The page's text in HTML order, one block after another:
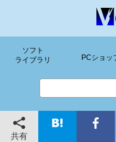
ソフト
ライブラリ
PCショッ
共有